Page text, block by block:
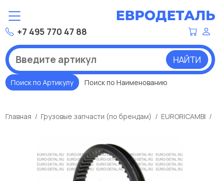
+7 495 770 47 88
НАЙТИ
Поиск по Артикулу Поиск по Наименованию
Главная Грузовые запчасти (по брендам) EURORICAMBI